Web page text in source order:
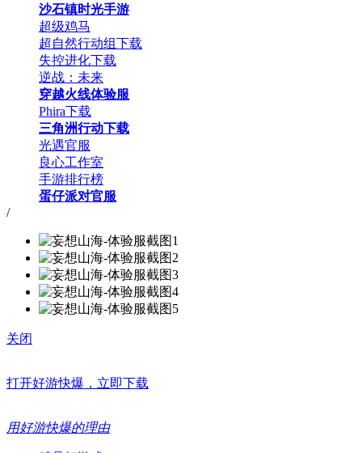
沙石镇时光手游
超级鸡马
超自然行动组下载
失控进化下载
逆战：未来
穿越火线体验服
Phira下载
三角洲行动下载
光遇官服
良心工作室
手游排行榜
蛋仔派对官服
/
关闭
打开好游快爆，立即下载
用好游快爆的理由